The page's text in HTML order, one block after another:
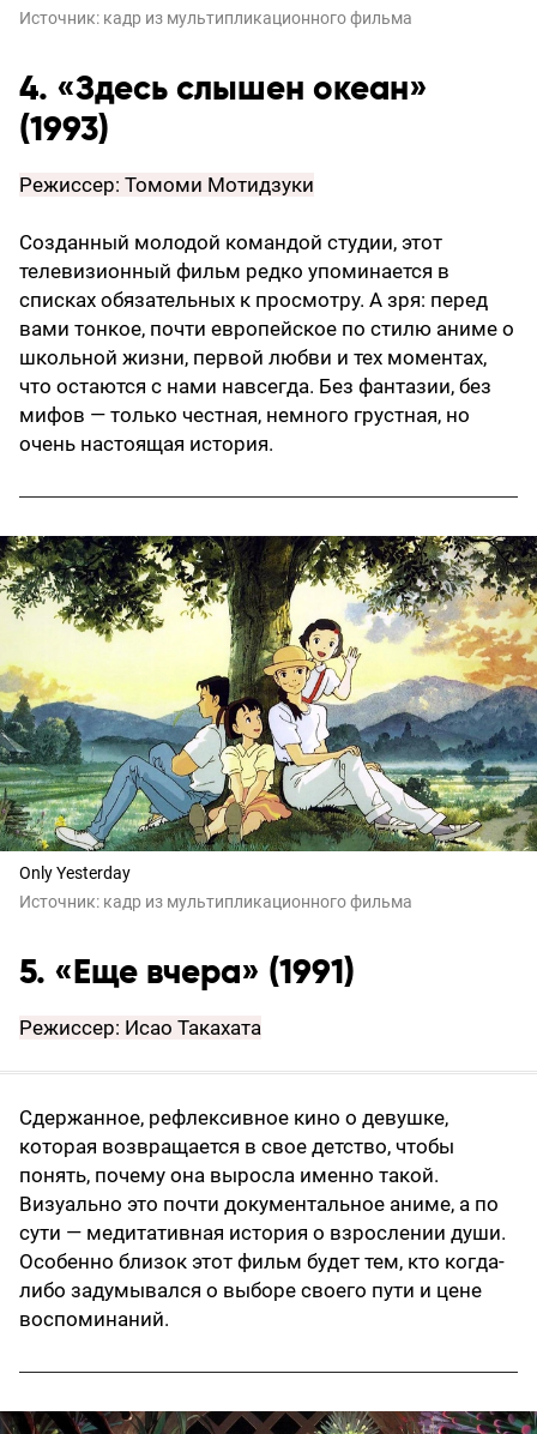
Источник: кадр из мультипликационного фильма
4. «Здесь слышен океан»
(1993)
Режиссер: Томоми Мотидзуки
Созданный молодой командой студии, этот
телевизионный фильм редко упоминается в
списках обязательных к просмотру. А зря: перед
вами тонкое, почти европейское по стилю аниме о
школьной жизни, первой любви и тех моментах,
что остаются с нами навсегда. Без фантазии, без
мифов — только честная, немного грустная, но
очень настоящая история.
Only Yesterday
Источник: кадр из мультипликационного фильма
5. «Еще вчера» (1991)
Режиссер: Исао Такахата
Сдержанное, рефлексивное кино о девушке,
которая возвращается в свое детство, чтобы
понять, почему она выросла именно такой.
Визуально это почти документальное аниме, а по
сути — медитативная история о взрослении души.
Особенно близок этот фильм будет тем, кто когда-
либо задумывался о выборе своего пути и цене
воспоминаний.